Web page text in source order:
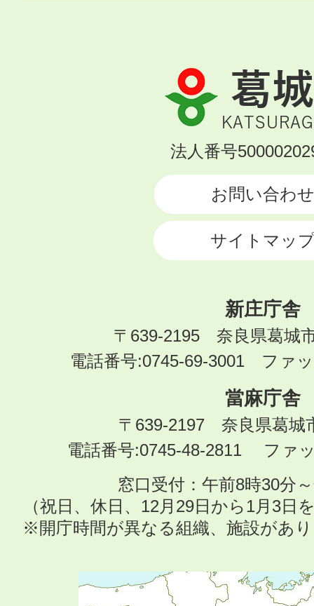
葛
城
市
KATSURAGI
法人番号
お問い合わせ
サイトマッ
新庄庁舎
〒639-2195 奈良県葛城
電話番号:0745-69-3001 ファ
當麻庁舎
〒639-2197 奈良県葛城
電話番号:0745-48-2811 ファ
窓口受付：午前8時30分
（祝日、休日、12月29日から1月3日
※開庁時間が異なる組織、施設があ